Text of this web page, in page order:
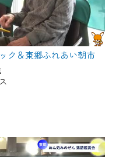
ク＆東郷ふれあい朝市
中の方は引き続き
アルにともないメ
ています。
の画面が「メン